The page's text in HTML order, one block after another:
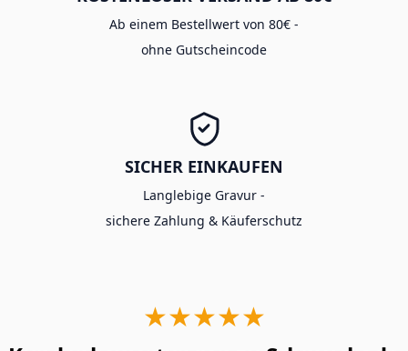
Ab einem Bestellwert von 80€ -
ohne Gutscheincode
SICHER EINKAUFEN
Langlebige Gravur -
sichere Zahlung & Käuferschutz
★★★★★